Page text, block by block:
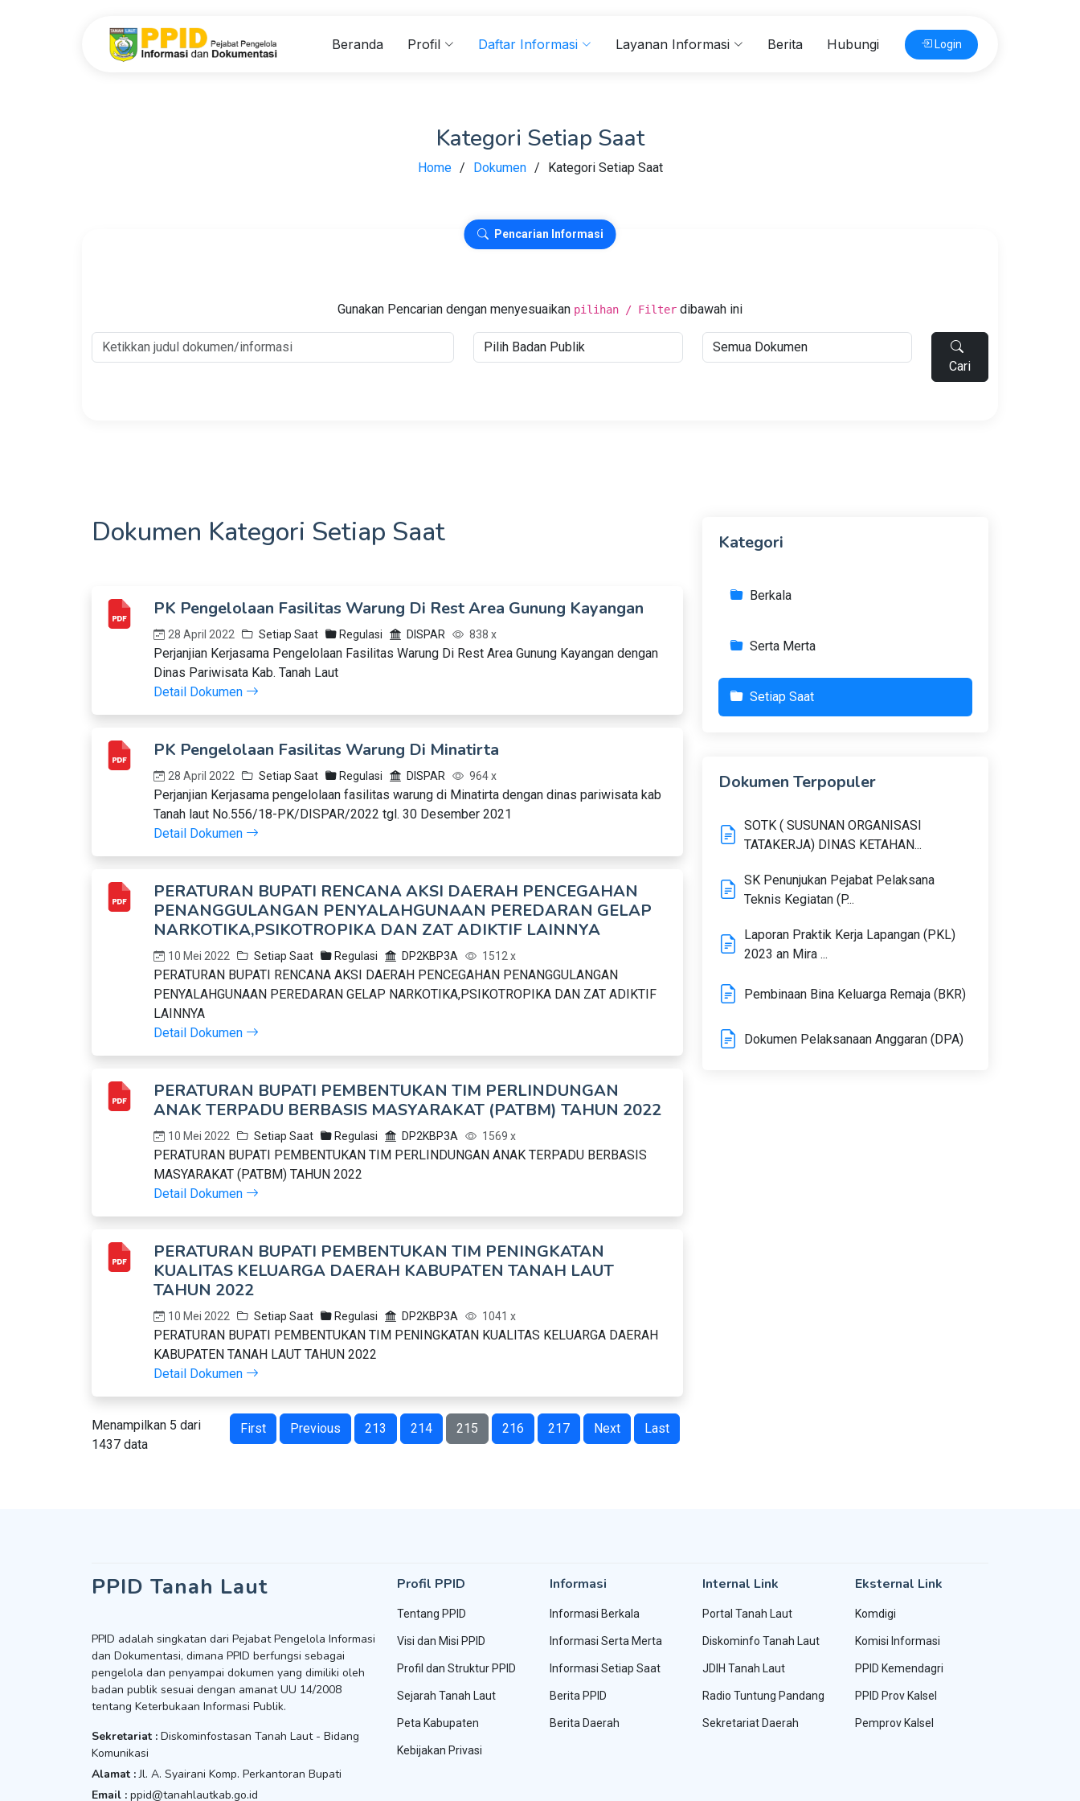
Beranda Profil Daftar Informasi Layanan Informasi Berita Hubungi Login
Kategori Setiap Saat
Home Dokumen Kategori Setiap Saat
Pencarian Informasi
Gunakan Pencarian dengan menyesuaikan pilihan / Filter dibawah ini
Cari
Dokumen Kategori Setiap Saat
PK Pengelolaan Fasilitas Warung Di Rest Area Gunung Kayangan
28 April 2022 Setiap Saat Regulasi DISPAR 838 x
Perjanjian Kerjasama Pengelolaan Fasilitas Warung Di Rest Area Gunung Kayangan dengan
Dinas Pariwisata Kab. Tanah Laut
Detail Dokumen
PK Pengelolaan Fasilitas Warung Di Minatirta
28 April 2022 Setiap Saat Regulasi DISPAR 964 x
Perjanjian Kerjasama pengelolaan fasilitas warung di Minatirta dengan dinas pariwisata kab
Tanah laut No.556/18-PK/DISPAR/2022 tgl. 30 Desember 2021
Detail Dokumen
PERATURAN BUPATI RENCANA AKSI DAERAH PENCEGAHAN
PENANGGULANGAN PENYALAHGUNAAN PEREDARAN GELAP
NARKOTIKA,PSIKOTROPIKA DAN ZAT ADIKTIF LAINNYA
10 Mei 2022 Setiap Saat Regulasi DP2KBP3A 1512 x
PERATURAN BUPATI RENCANA AKSI DAERAH PENCEGAHAN PENANGGULANGAN
PENYALAHGUNAAN PEREDARAN GELAP NARKOTIKA,PSIKOTROPIKA DAN ZAT ADIKTIF
LAINNYA
Detail Dokumen
PERATURAN BUPATI PEMBENTUKAN TIM PERLINDUNGAN
ANAK TERPADU BERBASIS MASYARAKAT (PATBM) TAHUN 2022
10 Mei 2022 Setiap Saat Regulasi DP2KBP3A 1569 x
PERATURAN BUPATI PEMBENTUKAN TIM PERLINDUNGAN ANAK TERPADU BERBASIS
MASYARAKAT (PATBM) TAHUN 2022
Detail Dokumen
PERATURAN BUPATI PEMBENTUKAN TIM PENINGKATAN
KUALITAS KELUARGA DAERAH KABUPATEN TANAH LAUT
TAHUN 2022
10 Mei 2022 Setiap Saat Regulasi DP2KBP3A 1041 x
PERATURAN BUPATI PEMBENTUKAN TIM PENINGKATAN KUALITAS KELUARGA DAERAH
KABUPATEN TANAH LAUT TAHUN 2022
Detail Dokumen
Menampilkan 5 dari
1437 data
First Previous 213 214 215 216 217 Next Last
Kategori
Berkala
Serta Merta
Setiap Saat
Dokumen Terpopuler
SOTK ( SUSUNAN ORGANISASI
TATAKERJA) DINAS KETAHAN...
SK Penunjukan Pejabat Pelaksana
Teknis Kegiatan (P...
Laporan Praktik Kerja Lapangan (PKL)
2023 an Mira ...
Pembinaan Bina Keluarga Remaja (BKR)
Dokumen Pelaksanaan Anggaran (DPA)
PPID Tanah Laut
PPID adalah singkatan dari Pejabat Pengelola Informasi
dan Dokumentasi, dimana PPID berfungsi sebagai
pengelola dan penyampai dokumen yang dimiliki oleh
badan publik sesuai dengan amanat UU 14/2008
tentang Keterbukaan Informasi Publik.
Sekretariat : Diskominfostasan Tanah Laut - Bidang
Komunikasi
Alamat : Jl. A. Syairani Komp. Perkantoran Bupati
Email : ppid@tanahlautkab.go.id
Profil PPID
Tentang PPID
Visi dan Misi PPID
Profil dan Struktur PPID
Sejarah Tanah Laut
Peta Kabupaten
Kebijakan Privasi
Informasi
Informasi Berkala
Informasi Serta Merta
Informasi Setiap Saat
Berita PPID
Berita Daerah
Internal Link
Portal Tanah Laut
Diskominfo Tanah Laut
JDIH Tanah Laut
Radio Tuntung Pandang
Sekretariat Daerah
Eksternal Link
Komdigi
Komisi Informasi
PPID Kemendagri
PPID Prov Kalsel
Pemprov Kalsel